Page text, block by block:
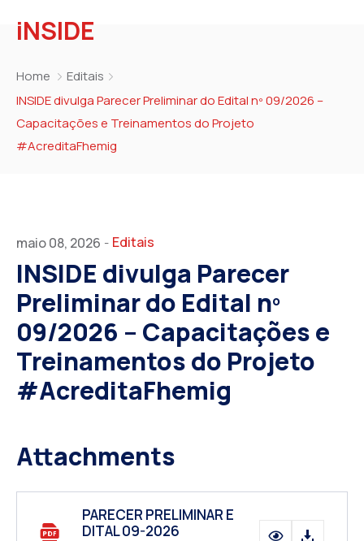
iNSIDE
Home
Editais
INSIDE divulga Parecer Preliminar do Edital nº 09/2026 –
Capacitações e Treinamentos do Projeto
#AcreditaFhemig
maio 08, 2026 - Editais
INSIDE divulga Parecer
Preliminar do Edital nº
09/2026 – Capacitações e
Treinamentos do Projeto
#AcreditaFhemig
Attachments
PARECER PRELIMINAR E
DITAL 09-2026